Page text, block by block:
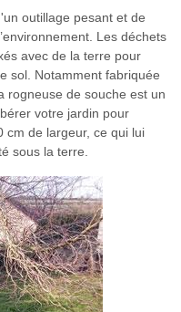
outillage pesant et de
Les déchets
avec de la terre pour
sol. Notamment fabriquée
rogneuse de souche est un
votre jardin pour
cm de largeur, ce qui lui
sous la terre.